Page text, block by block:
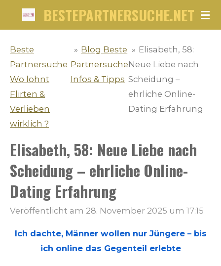
BESTEPARTNERSUCHE.NET
Beste
Partnersuche
Wo lohnt
Flirten &
Verlieben
wirklich ?
» Blog Beste
Partnersuche
Infos & Tipps
» Elisabeth, 58:
Neue Liebe nach
Scheidung –
ehrliche Online-
Dating Erfahrung
Elisabeth, 58: Neue Liebe nach
Scheidung – ehrliche Online-
Dating Erfahrung
Veröffentlicht am 28. November 2025 um 17:15
Ich dachte, Männer wollen nur Jüngere – bis
ich online das Gegenteil erlebte